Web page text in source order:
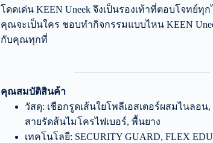
โดดเด่น KEEN Uneek จึงเป็นรองเท้าที่ตอบโจทย์ทุ
คุณจะเป็นใคร ชอบทำกิจกรรมแบบไหน KEEN
กับคุณทุกที่
คุณสมบัติสินค้า
วัสดุ: เชือกรูดเส้นใยโพลีเอสเตอร์ผสมไนลอน,
สายรัดส้นไมโครไฟเบอร์, พื้นยาง
เทคโนโลยี: SECURITY GUARD, FLEX